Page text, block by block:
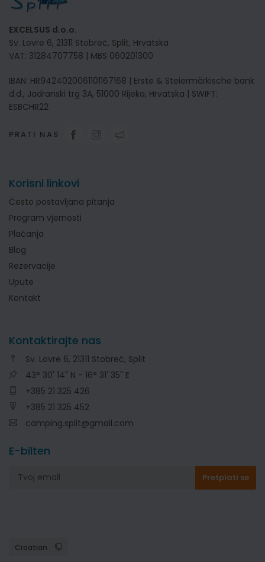
EXCELSUS d.o.o.
Sv. Lovre 6, 21311 Stobreč, Split, Hrvatska
VAT: 31284707758 | MBS 060201300
IBAN: HR9424020061101167168 | Erste & Steiermärkische bank
d.d., Jadranski trg 3A, 51000 Rijeka, Hrvatska | SWIFT:
ESBCHR22
PRATI NAS
Korisni linkovi
Često postavljana pitanja
Program vjernosti
Plaćanja
Blog
Rezervacije
Upute
Kontakt
Kontaktirajte nas
Sv. Lovre 6, 21311 Stobreč, Split
43° 30' 14" N - 16° 31' 35" E
+385 21 325 426
+385 21 325 452
camping.split@gmail.com
E-bilten